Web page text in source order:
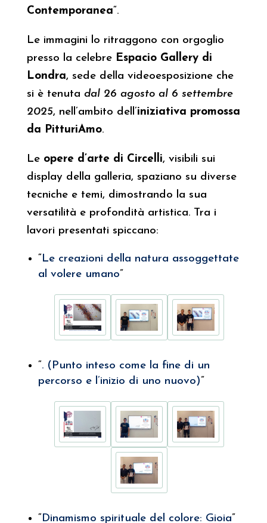
Contemporanea“.
Le immagini lo ritraggono con orgoglio
presso la celebre Espacio Gallery di
Londra, sede della videoesposizione che
si è tenuta dal 26 agosto al 6 settembre
2025, nell’ambito dell’iniziativa promossa
da PitturiAmo.
Le opere d’arte di Circelli, visibili sui
display della galleria, spaziano su diverse
tecniche e temi, dimostrando la sua
versatilità e profondità artistica. Tra i
lavori presentati spiccano:
“Le creazioni della natura assoggettate
al volere umano”
“. (Punto inteso come la fine di un
percorso e l’inizio di uno nuovo)”
“ Dinamismo spirituale del colore: Gioia”